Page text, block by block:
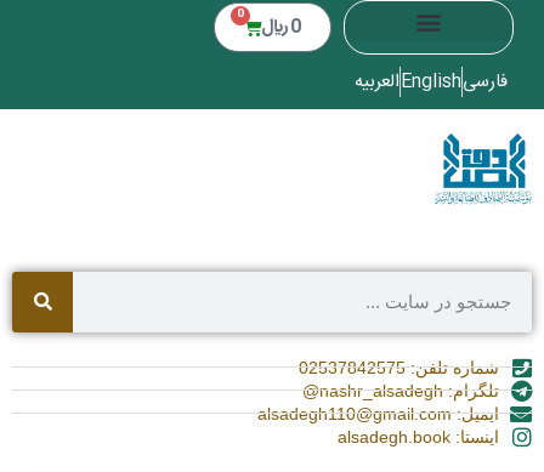
0 ﷼ 0
فارسیEnglishالعربیه
شماره تلفن: 02537842575
تلگرام: nashr_alsadegh@
ایمیل: alsadegh110@gmail.com
اینستا: alsadegh.book